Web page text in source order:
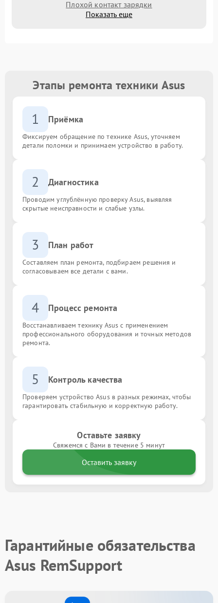
Плохой контакт зарядки
Показать еще
Этапы ремонта техники Asus
1 Приёмка
Фиксируем обращение по технике Asus, уточняем
детали поломки и принимаем устройство в работу.
2 Диагностика
Проводим углублённую проверку Asus, выявляя
скрытые неисправности и слабые узлы.
3 План работ
Составляем план ремонта, подбираем решения и
согласовываем все детали с вами.
4 Процесс ремонта
Восстанавливаем технику Asus с применением
профессионального оборудования и точных методов
ремонта.
5 Контроль качества
Проверяем устройство Asus в разных режимах, чтобы
гарантировать стабильную и корректную работу.
Оставьте заявку
Свяжемся с Вами в течение 5 минут
Оставить заявку
Гарантийные обязательства
Asus RemSupport